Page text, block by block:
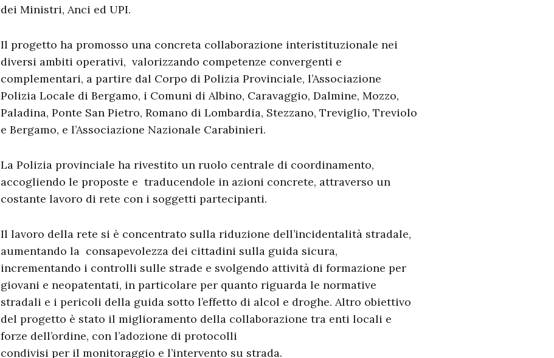
dei Ministri, Anci ed UPI.
Il progetto ha promosso una concreta collaborazione interistituzionale nei
diversi ambiti operativi, valorizzando competenze convergenti e
complementari, a partire dal Corpo di Polizia Provinciale, l’Associazione
Polizia Locale di Bergamo, i Comuni di Albino, Caravaggio, Dalmine, Mozzo,
Paladina, Ponte San Pietro, Romano di Lombardia, Stezzano, Treviglio, Treviolo
e Bergamo, e l’Associazione Nazionale Carabinieri.
La Polizia provinciale ha rivestito un ruolo centrale di coordinamento,
accogliendo le proposte e traducendole in azioni concrete, attraverso un
costante lavoro di rete con i soggetti partecipanti.
Il lavoro della rete si è concentrato sulla riduzione dell’incidentalità stradale,
aumentando la consapevolezza dei cittadini sulla guida sicura,
incrementando i controlli sulle strade e svolgendo attività di formazione per
giovani e neopatentati, in particolare per quanto riguarda le normative
stradali e i pericoli della guida sotto l’effetto di alcol e droghe. Altro obiettivo
del progetto è stato il miglioramento della collaborazione tra enti locali e
forze dell’ordine, con l’adozione di protocolli
condivisi per il monitoraggio e l’intervento su strada.